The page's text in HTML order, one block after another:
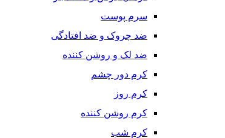
سرم پوست
ضد چروک و ضد افتادگی
ضد لک و روشن کننده
کرم دور چشم
کرم روز
کرم روشن کننده
کرم شب